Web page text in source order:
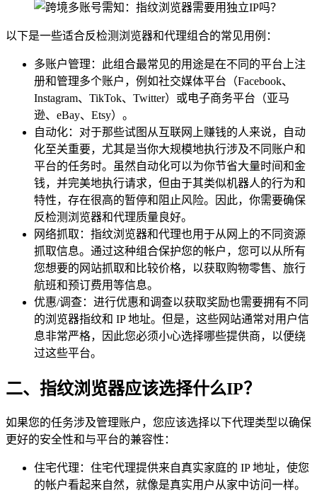
以下是一些适合反检测浏览器和代理组合的常见用例：
多账户管理：此组合最常见的用途是在不同的平台上注
册和管理多个账户，例如社交媒体平台（Facebook、
Instagram、TikTok、Twitter）或电子商务平台（亚马
逊、eBay、Etsy）。
自动化：对于那些试图从互联网上赚钱的人来说，自动
化至关重要，尤其是当你大规模地执行涉及不同账户和
平台的任务时。虽然自动化可以为你节省大量时间和金
钱，并完美地执行请求，但由于其类似机器人的行为和
特性，存在很高的暂停和阻止风险。因此，你需要确保
反检测浏览器和代理质量良好。
网络抓取：指纹浏览器和代理也用于从网上的不同资源
抓取信息。通过这种组合保护您的帐户，您可以从所有
您想要的网站抓取和比较价格，以获取购物零售、旅行
航班和预订费用等信息。
优惠/调查：进行优惠和调查以获取奖励也需要拥有不同
的浏览器指纹和 IP 地址。但是，这些网站通常对用户信
息非常严格，因此您必须小心选择哪些提供商，以便绕
过这些平台。
二、指纹浏览器应该选择什么IP？
如果您的任务涉及管理账户，您应该选择以下代理类型以确保
更好的安全性和与平台的兼容性：
住宅代理：住宅代理提供来自真实家庭的 IP 地址，使您
的帐户看起来自然，就像是真实用户从家中访问一样。